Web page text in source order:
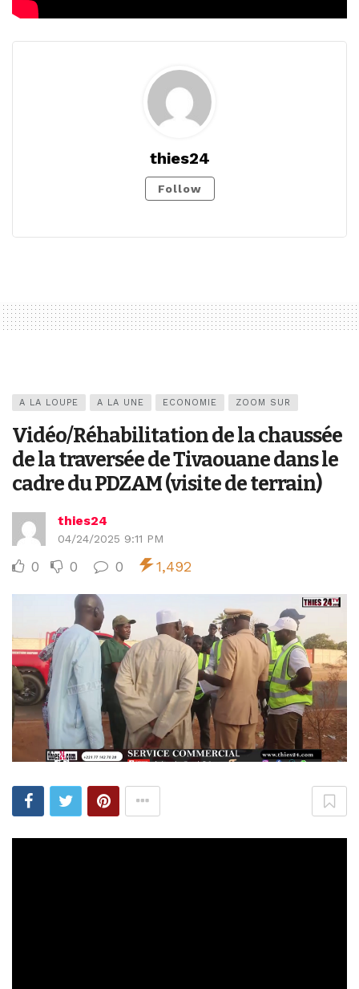
thies24
Follow
A LA LOUPE A LA UNE ECONOMIE ZOOM SUR
Vidéo/Réhabilitation de la chaussée
de la traversée de Tivaouane dans le
cadre du PDZAM (visite de terrain)
thies24
04/24/2025 9:11 PM
0 0 0 1,492